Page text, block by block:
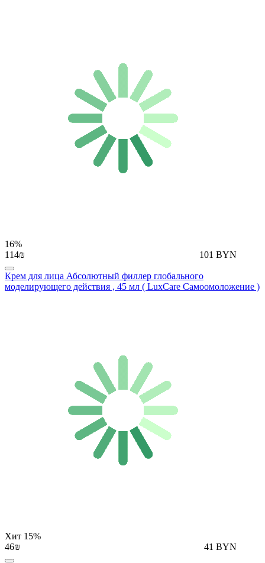
16%
114₪
101 BYN
Крем для лица Абсолютный филлер глобального
моделирующего действия , 45 мл ( LuxCare Самоомоложение )
Хит 15%
46₪
41 BYN